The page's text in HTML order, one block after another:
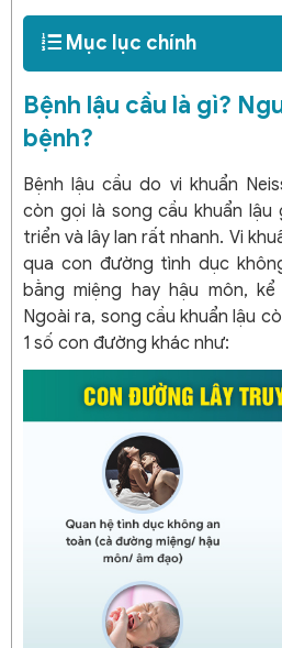
Mục lục chính
Bệnh lậu cầu là gì?
bệnh?
Bệnh lậu cầu do vi khuẩn
còn gọi là song cầu khuẩn
triển và lây lan rất nhanh. Vi
qua con đường tình dục
bằng miệng hay hậu môn,
Ngoài ra, song cầu khuẩn lậu
1 số con đường khác như: